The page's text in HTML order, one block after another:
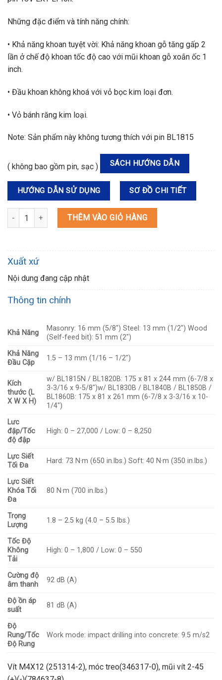
Những đặc điểm và tính năng chính:
• Khả năng khoan tuyệt vời: Khả năng khoan gỗ tăng gấp 2
lần ở chế độ khoan tốc độ cao với mũi khoan gỗ xoắn ốc 1
inch.
• Đầu khoan không khoá với vỏ bọc kim loại đơn.
• Vỏ bánh răng kim loại.
Note: Sản phẩm này không tương thích với pin BL1815
( không bao gồm pin, sạc ) SÁCH HƯỚNG DẪN
HƯỚNG DẪN SỬ DỤNG SƠ ĐỒ CHI TIẾT
DHP489Z MÁY KHOAN BÚA, VẶN VÍT DÙNG PIN(BL)(18V) số lượng
THÊM VÀO GIỎ HÀNG
Xuất xứ
Nội dung đang cập nhật
Thông tin chính
Khả Năng
Masonry: 16 mm (5/8″) Steel: 13 mm (1/2″) Wood
(Self-feed bit): 51 mm (2″)
Khả Năng
Đầu Cặp
1.5 – 13 mm (1/16 – 1/2″)
Kích
thước (L
X W X H)
w/ BL1815N / BL1820B: 175 x 81 x 244 mm (6-7/8 x
3-3/16 x 9-5/8″)w/ BL1830B / BL1840B / BL1850B /
BL1860B: 175 x 81 x 261 mm (6-7/8 x 3-3/16 x 10-
1/4″)
Lưc
đập/Tốc
độ đập
High: 0 – 27,000 / Low: 0 – 8,250
Lực Siết
Tối Đa
Hard: 73 N·m (650 in.lbs.) Soft: 40 N·m (350 in.lbs.)
Lực Siết
Khóa Tối
Đa
80 N·m (700 in.lbs.)
Trọng
Lượng
1.8 – 2.5 kg (4.0 – 5.5 lbs.)
Tốc Độ
Không
Tải
High: 0 – 1,800 / Low: 0 – 550
Cường độ
âm thanh
92 dB (A)
Độ ồn áp
suất
81 dB (A)
Độ
Rung/Tốc
Độ Rung
Work mode: impact drilling into concrete: 9.5 m/s2
Vít M4X12 (251314-2), móc treo(346317-0), mũi vít 2-45